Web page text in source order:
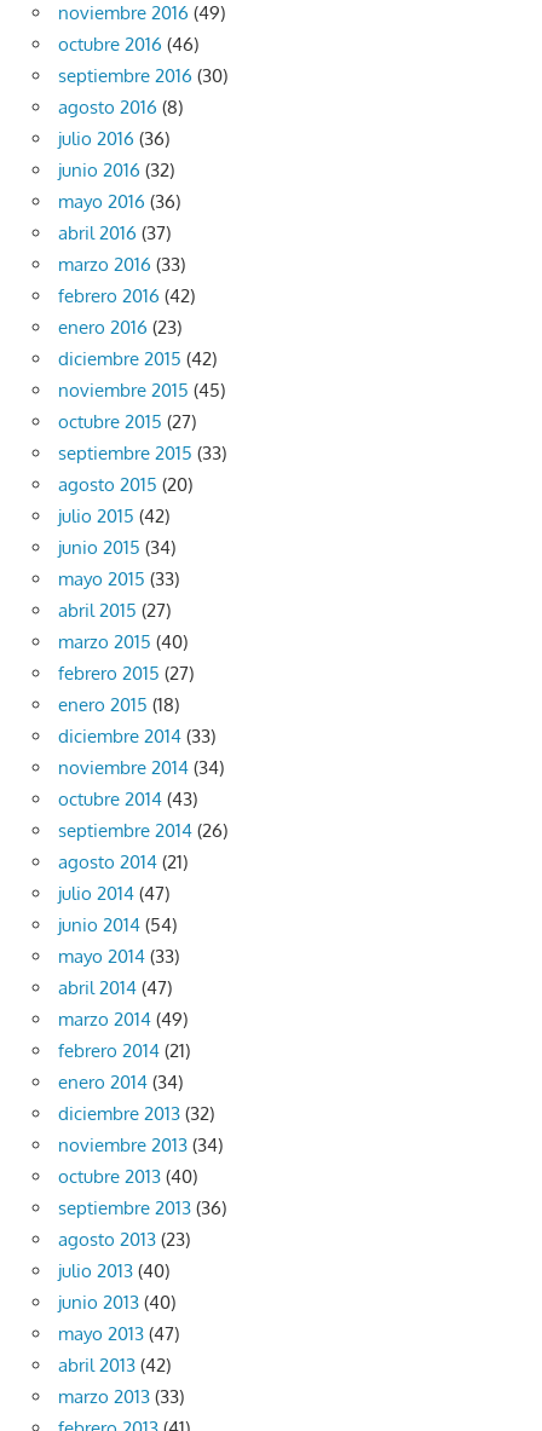
noviembre 2016 (49)
octubre 2016 (46)
septiembre 2016 (30)
agosto 2016 (8)
julio 2016 (36)
junio 2016 (32)
mayo 2016 (36)
abril 2016 (37)
marzo 2016 (33)
febrero 2016 (42)
enero 2016 (23)
diciembre 2015 (42)
noviembre 2015 (45)
octubre 2015 (27)
septiembre 2015 (33)
agosto 2015 (20)
julio 2015 (42)
junio 2015 (34)
mayo 2015 (33)
abril 2015 (27)
marzo 2015 (40)
febrero 2015 (27)
enero 2015 (18)
diciembre 2014 (33)
noviembre 2014 (34)
octubre 2014 (43)
septiembre 2014 (26)
agosto 2014 (21)
julio 2014 (47)
junio 2014 (54)
mayo 2014 (33)
abril 2014 (47)
marzo 2014 (49)
febrero 2014 (21)
enero 2014 (34)
diciembre 2013 (32)
noviembre 2013 (34)
octubre 2013 (40)
septiembre 2013 (36)
agosto 2013 (23)
julio 2013 (40)
junio 2013 (40)
mayo 2013 (47)
abril 2013 (42)
marzo 2013 (33)